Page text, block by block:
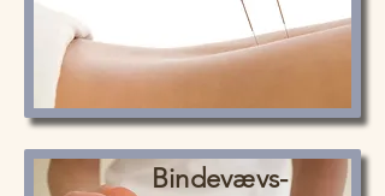
Bindevævs-